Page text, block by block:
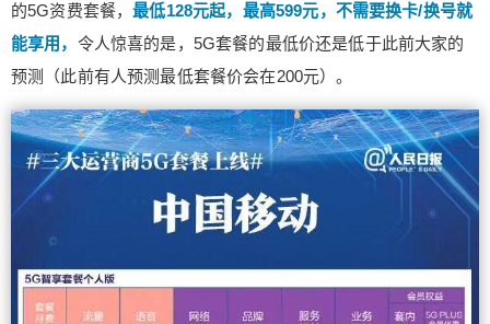
的5G资费套餐，最低128元起，最高599元，不需要换卡/换号就
能享用， 令人惊喜的是，5G套餐的最低价还是低于此前大家的
预测（此前有人预测最低套餐价会在200元）。
始。 这一次官宣不仅仅是一句话新闻，官方还给出
了国内三大运营商的5G资费套餐，最低128元起，
最高599元，不需要换卡/换号就能享用，令人惊喜
（此前有人预测最低套餐价会在200元）。 （图
源：人民日报） 而且5G的玩法和之前不一样了，5
G套餐的价位不仅仅有流量容量这一种划分方式，
还首次采取网速差别划档的区分方式，至于如何理
解5G以速率为量纲进行计费，以中国移动官网推出
的5G网络峰值速率，而5G优享服务以及5G极速服
务的峰值速率分别为500Mbps和1Gbps，且享有优
扫描二维码继续阅读